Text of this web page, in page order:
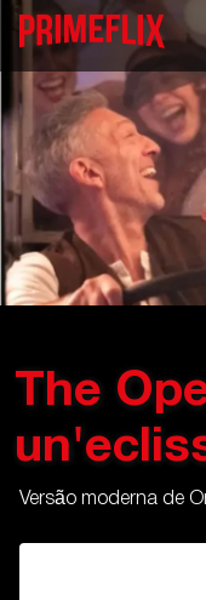
The
Versão moderna de